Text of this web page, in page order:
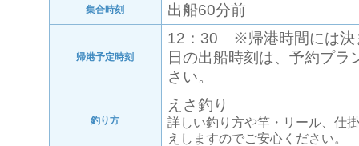
集合時刻 出船60分前
帰港予定時刻
12：30 ※帰港時間には決
日の出船時刻は、予約プラ
さい。
釣り方
えさ釣り
詳しい釣り方や竿・リール、仕
えしますのでご安心ください。